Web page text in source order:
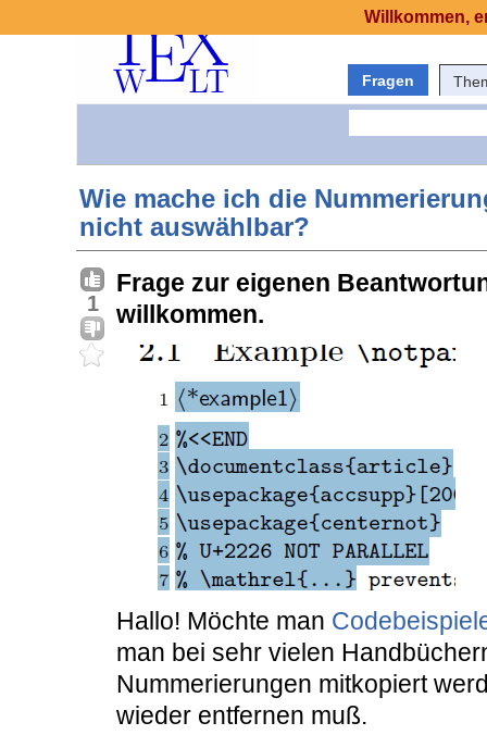
Fragen
Wie mache ich die
nicht auswählbar?
1
Frage zur eigenen
willkommen.
Hallo! Möchte man
man bei sehr vielen
Nummerierungen mitkopiert
wieder entfernen muß.
Willkommen,